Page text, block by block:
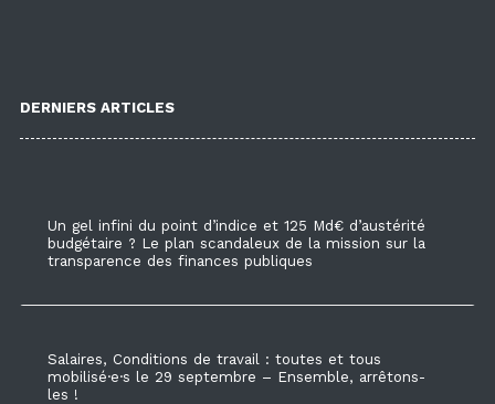
DERNIERS ARTICLES
Un gel infini du point d’indice et 125 Md€ d’austérité
budgétaire ? Le plan scandaleux de la mission sur la
transparence des finances publiques
Salaires, Conditions de travail : toutes et tous
mobilisé·e·s le 29 septembre – Ensemble, arrêtons-
les !